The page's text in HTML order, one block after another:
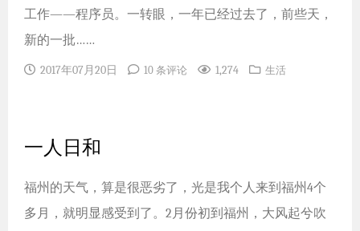
工作——程序员。一转眼，一年已经过去了，前些天，
新的一批……
2017年07月20日 10 条评论 1,274 生活
一人日和
福州的天气，算是很恶劣了，光是我个人来到福州4个
多月，就明显感受到了。2月份初到福州，大风起兮吹